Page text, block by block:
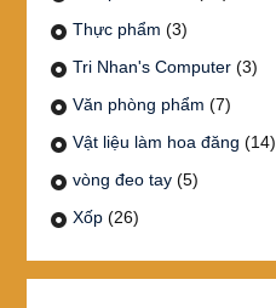
Thực phẩm (3)
Tri Nhan's Computer (3)
Văn phòng phẩm (7)
Vật liệu làm hoa đăng (14)
vòng đeo tay (5)
Xốp (26)